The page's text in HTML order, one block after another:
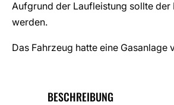
Aufgrund der Laufleistung sollte
werden.
Das Fahrzeug hatte eine Gasanlage
BESCHREIBUNG